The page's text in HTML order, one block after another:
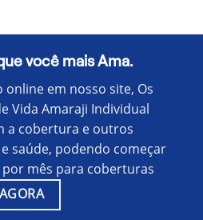
você mais Ama.
online em nosso site, Os
Vida Amaraji Individual
a cobertura e outros
saúde, podendo começar
por mês para coberturas